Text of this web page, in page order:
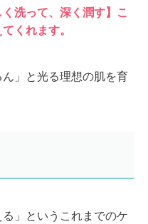
洗って、深く潤す】こ
くれます。
」と光る理想の肌を育
る」というこれまでのケ